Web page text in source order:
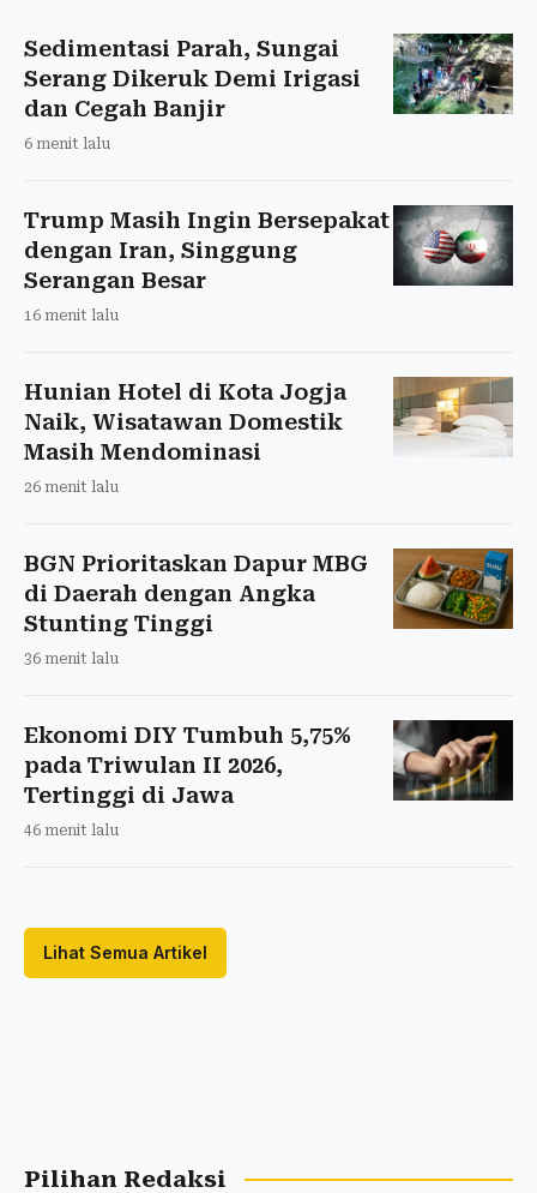
Sedimentasi Parah, Sungai
Serang Dikeruk Demi Irigasi
dan Cegah Banjir
6 menit lalu
Trump Masih Ingin Bersepakat
dengan Iran, Singgung
Serangan Besar
16 menit lalu
Hunian Hotel di Kota Jogja
Naik, Wisatawan Domestik
Masih Mendominasi
26 menit lalu
BGN Prioritaskan Dapur MBG
di Daerah dengan Angka
Stunting Tinggi
36 menit lalu
Ekonomi DIY Tumbuh 5,75%
pada Triwulan II 2026,
Tertinggi di Jawa
46 menit lalu
Lihat Semua Artikel
Pilihan Redaksi